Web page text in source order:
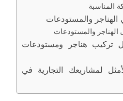
المناسبة
الهناجر والمستودعات
والمستودعات
تركيب هناجر ومستودعات
لمشاريعك التجارية في